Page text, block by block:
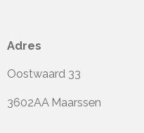
Adres
Oostwaard 33
3602AA Maarssen